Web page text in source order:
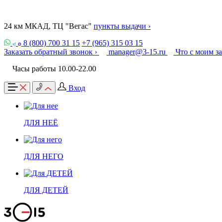
24 км МКАД, ТЦ "Вегас" пункты выдачи ›
8 (800) 700 31 15 +7 (965) 315 03 15
Заказать обратный звонок ›
manager@3-15.ru
Что с моим
Часы работы 10.00-22.00
Вход
ДЛЯ НЕЁ
ДЛЯ НЕГО
ДЛЯ ДЕТЕЙ